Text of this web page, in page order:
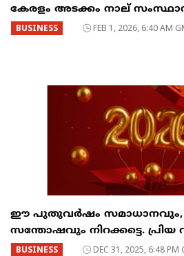
കേരളം അടക്കം നാല്
BUSINESS FEB 1, 2026, 6:40 AM
ഈ പുതുവർഷം സമാധാനവും,
സന്തോഷവും നിറക്കട്ടെ. പ്രിയ
BUSINESS DEC 31, 2025, 6:48 PM